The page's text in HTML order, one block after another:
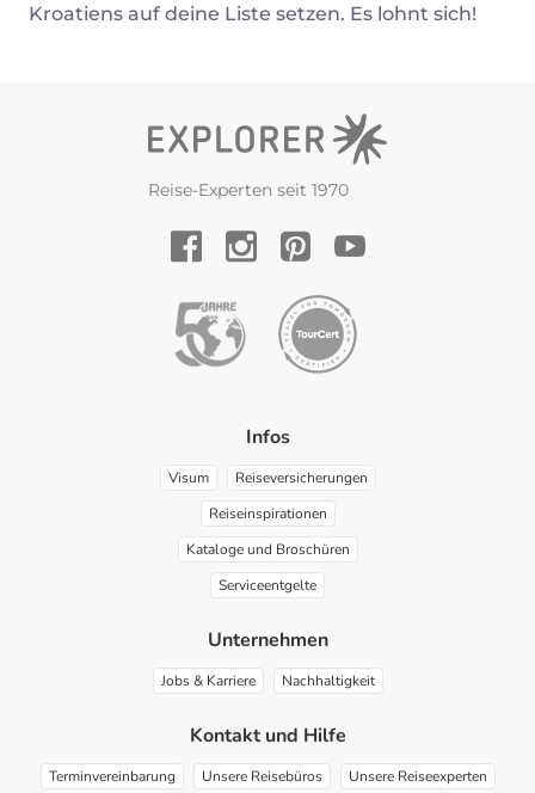
Kroatiens auf deine Liste setzen. Es lohnt sich!
Reise-Experten seit 1970
Infos
Visum
Reiseversicherungen
Reiseinspirationen
Kataloge und Broschüren
Serviceentgelte
Unternehmen
Jobs & Karriere Nachhaltigkeit
Kontakt und Hilfe
Terminvereinbarung Unsere Reisebüros Unsere Reiseexperten